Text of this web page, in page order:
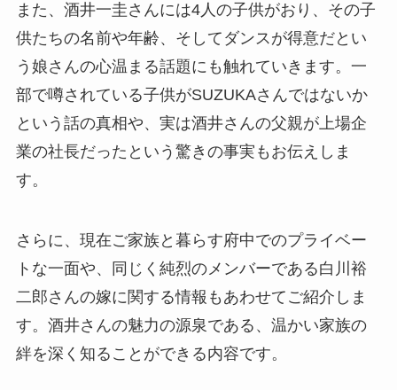
また、酒井一圭さんには4人の子供がおり、その子
供たちの名前や年齢、そしてダンスが得意だとい
う娘さんの心温まる話題にも触れていきます。一
部で噂されている子供がSUZUKAさんではないか
という話の真相や、実は酒井さんの父親が上場企
業の社長だったという驚きの事実もお伝えしま
す。
さらに、現在ご家族と暮らす府中でのプライベー
トな一面や、同じく純烈のメンバーである白川裕
二郎さんの嫁に関する情報もあわせてご紹介しま
す。酒井さんの魅力の源泉である、温かい家族の
絆を深く知ることができる内容です。